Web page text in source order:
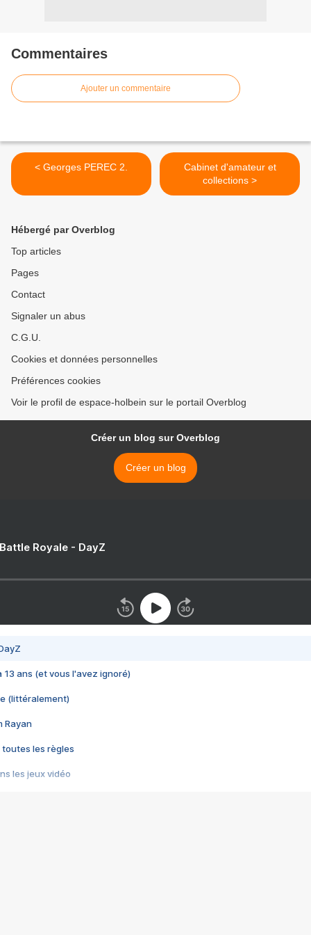
Commentaires
Ajouter un commentaire
< Georges PEREC 2.
Cabinet d'amateur et
collections >
Hébergé par Overblog
Top articles
Pages
Contact
Signaler un abus
C.G.U.
Cookies et données personnelles
Préférences cookies
Voir le profil de espace-holbein sur le portail Overblog
Créer un blog sur Overblog
Créer un blog
Royale - DayZ
13 ans (et vous l'avez ignoré)
(littéralement)
Rayan
toutes les règles
les jeux vidéo